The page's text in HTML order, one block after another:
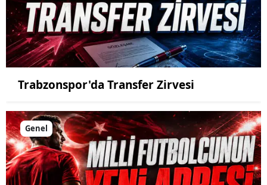
Trabzonspor'da Transfer Zirvesi
Genel